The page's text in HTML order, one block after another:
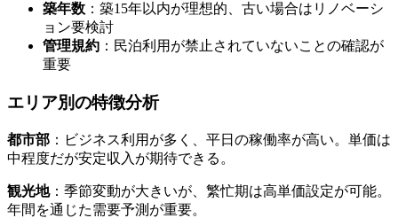
築年数 ：築15年以内が理想的、古い場合はリノベーシ
ョン要検討
管理規約 ：民泊利用が禁止されていないことの確認が
重要
エリア別の特徴分析
都市部 ：ビジネス利用が多く、平日の稼働率が高い。単価は
中程度だが安定収入が期待できる。
観光地：季節変動が大きいが、繁忙期は高単価設定が可能。
年間を通じた需要予測が重要。